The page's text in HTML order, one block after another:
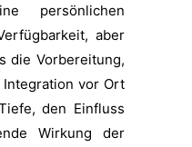
persönlichen
aber
die Vorbereitung,
vor Ort
den Einfluss
Wirkung der